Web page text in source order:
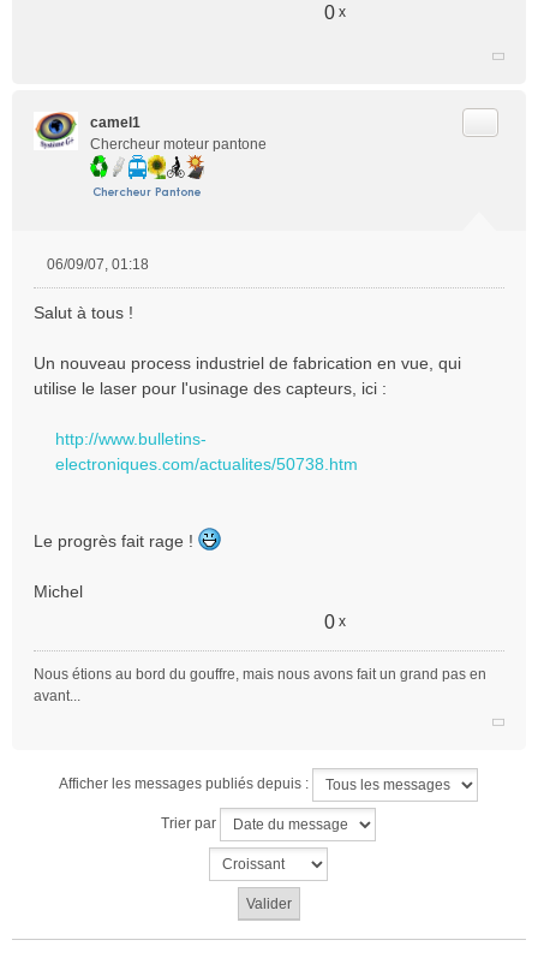
0 x
camel1
Chercheur moteur pantone
s
a
g
06/09/07, 01:18
Salut à tous !
Un nouveau process industriel de fabrication en vue, qui
utilise le laser pour l'usinage des capteurs, ici :
http://www.bulletins-
electroniques.com/actualites/50738.htm
Le progrès fait rage !
Michel
0 x
Nous étions au bord du gouffre, mais nous avons fait un grand pas en
avant...
Afficher les messages publiés depuis :
Trier par